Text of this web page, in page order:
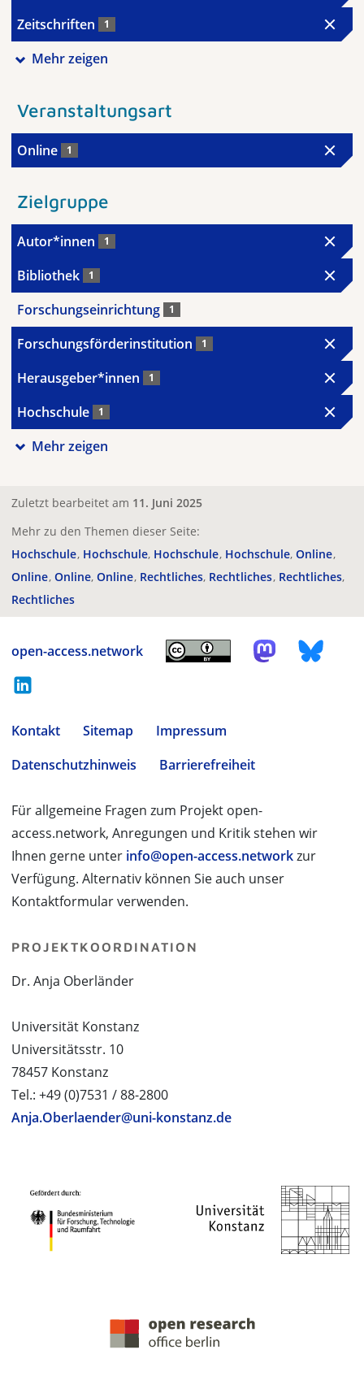
Zeitschriften 1
Mehr zeigen
Veranstaltungsart
Online 1
Zielgruppe
Autor*innen 1
Bibliothek 1
Forschungseinrichtung 1
Forschungsförderinstitution 1
Herausgeber*innen 1
Hochschule 1
Mehr zeigen
Zuletzt bearbeitet am 11. Juni 2025
Mehr zu den Themen dieser Seite:
Hochschule Hochschule Hochschule Hochschule Online
Online Online Online Rechtliches Rechtliches Rechtliches
Rechtliches
open-access.network
Kontakt Sitemap
Impressum
Datenschutzhinweis
Barrierefreiheit
Für allgemeine Fragen zum Projekt open-
access.network, Anregungen und Kritik stehen wir
Ihnen gerne unter info@open-access.networkzur
Verfügung. Alternativ können Sie auch unser
Kontaktformular verwenden.
PROJEKTKOORDINATION
Dr. Anja Oberländer
Universität Konstanz
Universitätsstr. 10
78457 Konstanz
Tel.: +49 (0)7531 / 88-2800
Anja.Oberlaender@uni-konstanz.de